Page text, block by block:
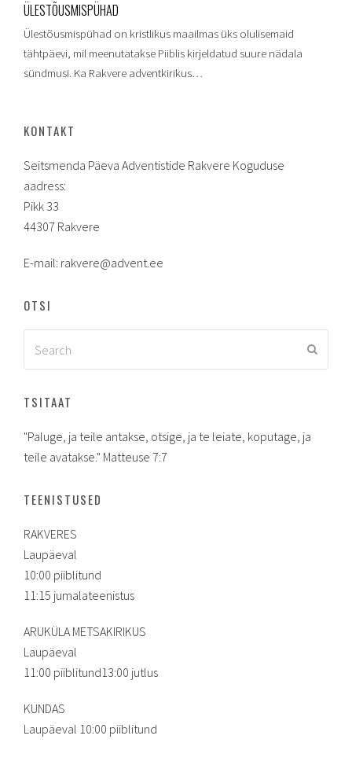
ÜLESTÕUSMISPÜHAD
Ülestõusmispühad on kristlikus maailmas üks olulisemaid
tähtpäevi, mil meenutatakse Piiblis kirjeldatud suure nädala
sündmusi. Ka Rakvere adventkirikus…
KONTAKT
Seitsmenda Päeva Adventistide Rakvere Koguduse
aadress:
Pikk 33
44307 Rakvere
E-mail: rakvere@advent.ee
OTSI
TSITAAT
"Paluge, ja teile antakse, otsige, ja te leiate, koputage, ja
teile avatakse." Matteuse 7:7
TEENISTUSED
RAKVERES
Laupäeval
10:00 piiblitund
11:15 jumalateenistus
ARUKÜLA METSAKIRIKUS
Laupäeval
11:00 piiblitund13:00 jutlus
KUNDAS
Laupäeval 10:00 piiblitund